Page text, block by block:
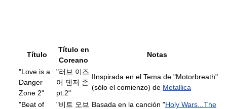
Título
Título en
Coreano
Notas
"Love is a
Danger
Zone 2"
"러브 이즈
어 댄저 존
pt.2"
IInspirada en el Tema de "Motorbreath"
(sólo el comienzo) de Metallica
"Beat of
"비트 오브 Basada en la canción "Holy Wars...The